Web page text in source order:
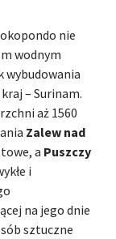
nie
wodnym
wybudowania
– Surinam.
aż 1560
Zalew nad
a Puszczy
i
na jego dnie
sztuczne